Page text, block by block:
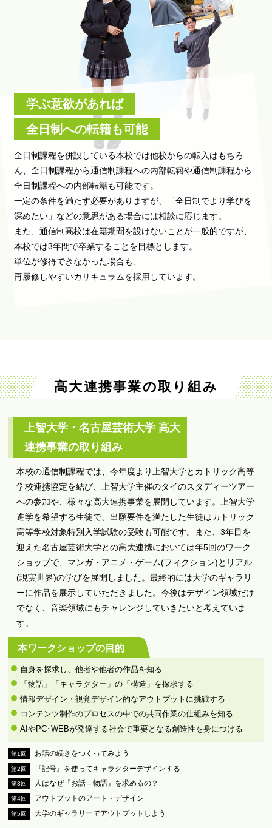
学ぶ意欲があれば
全日制への転籍も可能
全日制課程を併設している本校では他校からの転入はもちろ
ん、 全日制課程から通信制課程への内部転籍や通信制課程から
全日制課程への内部転籍も可能です。
一定の条件を満たす必要がありますが、「全日制でより学びを
深めたい」などの意思がある場合には相談に応じます。
また、通信制高校は在籍期間を設けないことが一般的ですが、
本校では3年間で卒業することを目標とします。
単位が修得できなかった場合も、
再履修しやすいカリキュラムを採用しています。
高大連携事業の取り組み
上智大学・名古屋芸術大学 高大
連携事業の取り組み
本校の通信制課程では、今年度より上智大学とカトリック高等
学校連携協定を結び、上智大学主催のタイのスタディーツアー
への参加や、様々な高大連携事業を展開しています。上智大学
進学を希望する生徒で、出願要件を満たした生徒はカトリック
高等学校対象特別入学試験の受験も可能です。また、3年目を
迎えた名古屋芸術大学との高大連携においては年5回のワーク
ショップで、マンガ・アニメ・ゲーム(フィクション)とリアル
(現実世界)の学びを展開しました。最終的には大学のギャラリ
ーに作品を展示していただきました。今後はデザイン領域だけ
でなく、音楽領域にもチャレンジしていきたいと考えていま
す。
本ワークショップの目的
自身を探求し、他者や他者の作品を知る
「物語」「キャラクター」の「構造」を探求する
情報デザイン・視覚デザイン的なアウトプットに挑戦する
コンテンツ制作のプロセスの中での共同作業の仕組みを知る
AIやPC･WEBが発達する社会で重要となる創造性を身につける
第1回 お話の続きをつくってみよう
第2回 『記号』を使ってキャラクターデザインする
第3回 人はなぜ『お話＝物語』を求めるの？
第4回 アウトプットのアート・デザイン
第5回 大学のギャラリーでアウトプットしよう